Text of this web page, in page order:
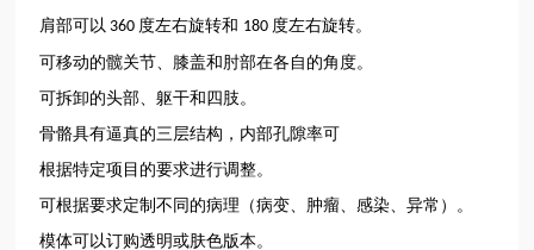
肩部可以 360 度左右旋转和 180 度左右旋转。
可移动的髋关节、膝盖和肘部在各自的角度。
可拆卸的头部、躯干和四肢。
骨骼具有逼真的三层结构，内部孔隙率可
根据特定项目的要求进行调整。
可根据要求定制不同的病理（病变、肿瘤、感染、异常）。
模体可以订购透明或肤色版本。